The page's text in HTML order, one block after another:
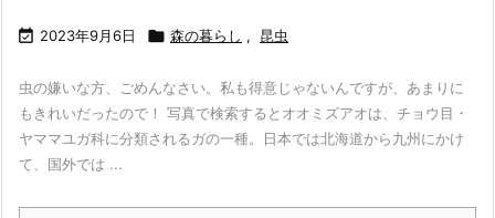
 2023年9月6日  森の暮らし , 昆虫
虫の嫌いな方、ごめんなさい。私も得意じゃないんですが、あまりに
もきれいだったので！ 写真で検索するとオオミズアオは、チョウ目・
ヤママユガ科に分類されるガの一種。日本では北海道から九州にかけ
て、国外では ...